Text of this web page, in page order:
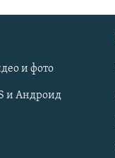
и фото
и Андроид